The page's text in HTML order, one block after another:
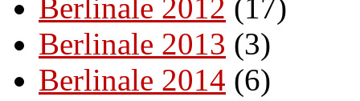
Berlinale 2012 (17)
Berlinale 2013 (3)
Berlinale 2014 (6)